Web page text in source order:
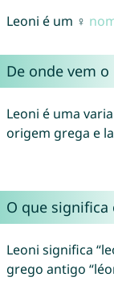
Leoni é um ♀
De onde vem
Leoni é uma
origem grega e
O que significa
Leoni significa
grego antigo